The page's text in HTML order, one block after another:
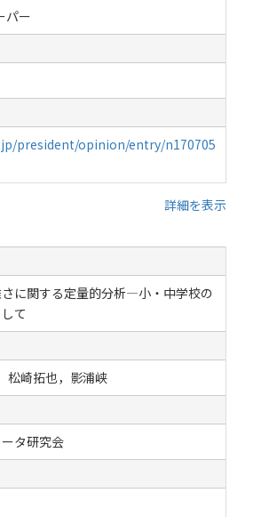
パー
president/opinion/entry/n170705
詳細を表示
に関する定量的分析―小・中学校の
て
松崎拓也，影浦峡
タ研究会